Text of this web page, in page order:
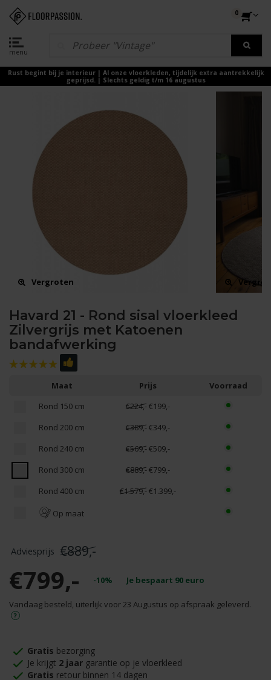
menu
0
Rust begint bij je interieur | Al onze vloerkleden, tijdelijk extra aantrekkelijk
geprijsd. | Slechts geldig t/m 16 augustus
Vergroten
Havard 21 - Rond sisal vloerkleed
Zilvergrijs met Katoenen
bandafwerking
Maat Prijs
Voorraad
Rond 150 cm
€224,-€199,-
Rond 200 cm
€389,-€349,-
Rond 240 cm
€569,-€509,-
Rond 300 cm
€889,-€799,-
Rond 400 cm
€1.579,-€1.399,-
Op maat
€889,-
€799,- -10% Je bespaart 90 euro
Vandaag besteld, uiterlijk voor 23 Augustus op afspraak geleverd.
Gratis bezorging
Je krijgt 2 jaar garantie op je vloerkleed
Gratis retour binnen 14 dagen